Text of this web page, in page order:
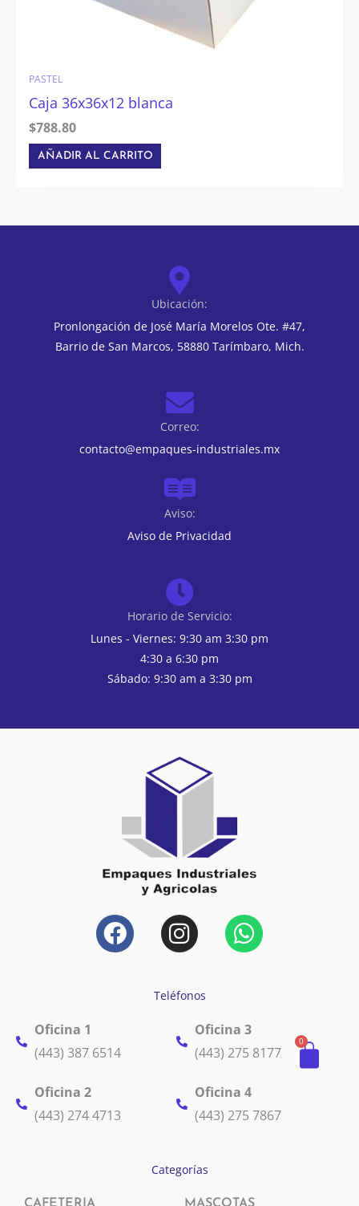
0
PASTEL
Caja 36x36x12 blanca
$788.80
AÑADIR AL CARRITO
Ubicación:
Pronlongación de José María Morelos Ote. #47,
Barrio de San Marcos, 58880 Tarímbaro, Mich.
Correo:
contacto@empaques-industriales.mx
Aviso:
Aviso de Privacidad
Horario de Servicio:
Lunes - Viernes: 9:30 am 3:30 pm
4:30 a 6:30 pm
Sábado: 9:30 am a 3:30 pm
F
a
o
o
I
n
t
g
m
W
h
s
a
p
p
Teléfonos
Oficina 1
(443) 387 6514
Oficina 2
(443) 274 4713
Oficina 3
(443) 275 8177
Oficina 4
(443) 275 7867
Categorías